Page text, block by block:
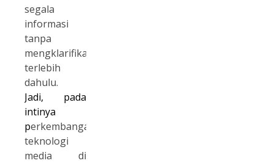
segala
informasi
tanpa
mengklarifikasinya
terlebih
dahulu.
Jadi, pada
intinya
perkembangan
teknologi
media di